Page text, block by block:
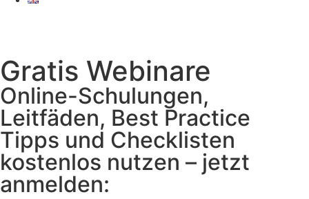
Gratis Webinare
Online-Schulungen,
Leitfäden, Best Practice
Tipps und Checklisten
kostenlos nutzen – jetzt
anmelden: